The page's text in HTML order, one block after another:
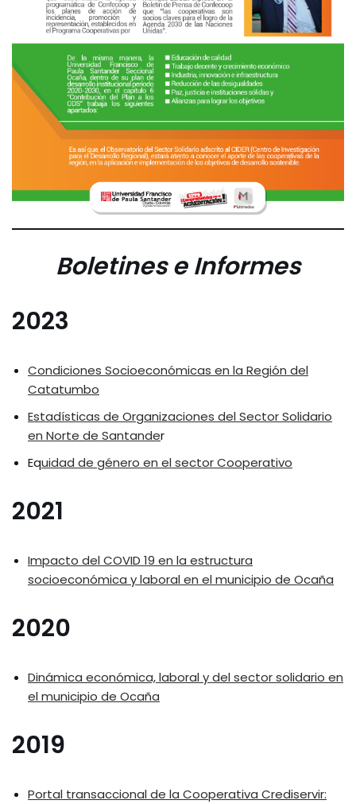
Boletines e Informes
2023
Condiciones Socioeconómicas en la Región del
Catatumbo
Estadísticas de Organizaciones del Sector Solidario
en Norte de Santander
Equidad de género en el sector Cooperativo
2021
Impacto del COVID 19 en la estructura
socioeconómica y laboral en el municipio de Ocaña
2020
Dinámica económica, laboral y del sector solidario en
el municipio de Ocaña
2019
Portal transaccional de la Cooperativa Crediservir: